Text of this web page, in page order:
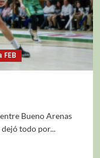
FEB
Bueno Arenas
todo por...